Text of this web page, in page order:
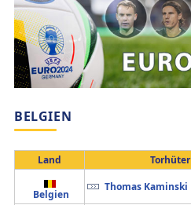
BELGIEN
Land Torhüter
Belgien
Thomas Kaminski